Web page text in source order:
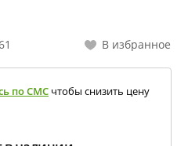
голов
В избранное
по СМС чтобы снизить цену